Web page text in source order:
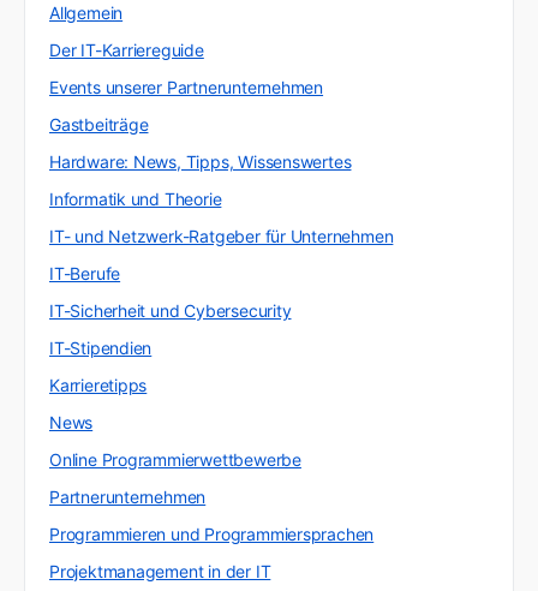
Allgemein
Der IT-Karriereguide
Events unserer Partnerunternehmen
Gastbeiträge
Hardware: News, Tipps, Wissenswertes
Informatik und Theorie
IT- und Netzwerk-Ratgeber für Unternehmen
IT-Berufe
IT-Sicherheit und Cybersecurity
IT-Stipendien
Karrieretipps
News
Online Programmierwettbewerbe
Partnerunternehmen
Programmieren und Programmiersprachen
Projektmanagement in der IT